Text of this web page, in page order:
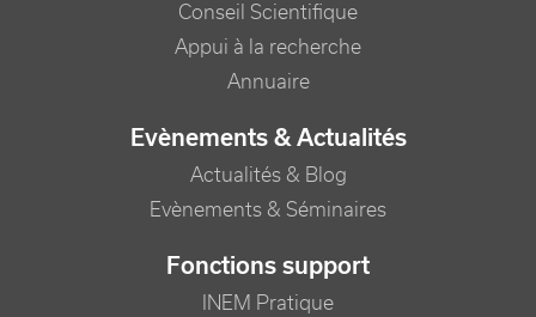
Conseil Scientifique
Appui à la recherche
Annuaire
Evènements & Actualités
Actualités & Blog
Evènements & Séminaires
Fonctions support
INEM Pratique